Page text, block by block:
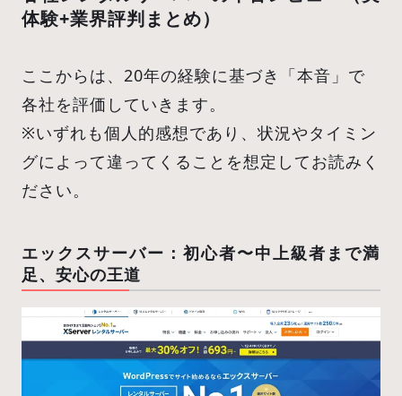
体験+業界評判まとめ）
ここからは、20年の経験に基づき「本音」で
各社を評価していきます。
※いずれも個人的感想であり、状況やタイミン
グによって違ってくることを想定してお読みく
ださい。
エックスサーバー：初心者〜中上級者まで満
足、安心の王道